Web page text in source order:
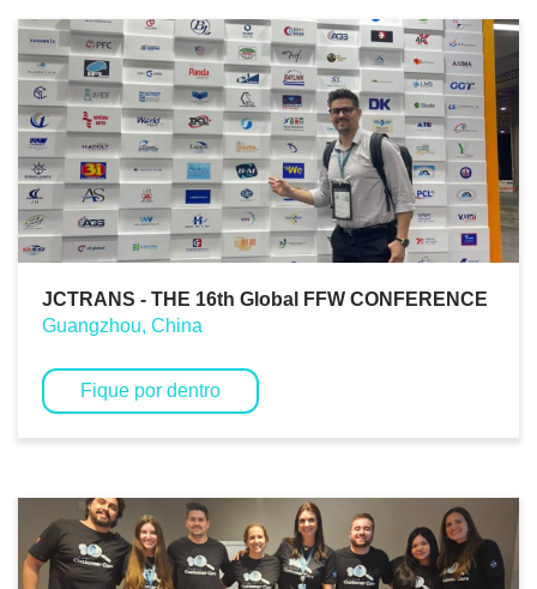
JCTRANS - THE 16th Global FFW CONFERENCE
Guangzhou, China
Fique por dentro